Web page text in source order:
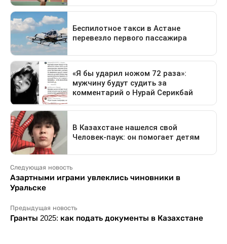
Следующая новость
Азартными играми увлеклись чиновники в
Уральске
Предыдущая новость
Гранты 2025: как подать документы в Казахстане